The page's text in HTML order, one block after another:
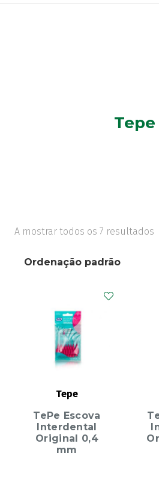
Tepe
A mostrar todos os 7 resultados
Tepe
TePe Escova
Interdental
Original 0,4
mm